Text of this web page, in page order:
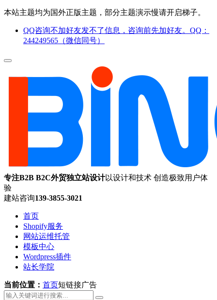
本站主题均为国外正版主题，部分主题演示慢请开启梯子。
QQ咨询不加好友发不了信息，咨询前先加好友。QQ：
244249565（微信同号）
专注B2B B2C外贸独立站设计以设计和技术 创造极致用户体
验
建站咨询139-3855-3021
首页
Shopify服务
网站运维托管
模板中心
Wordpress插件
站长学院
当前位置： 首页短链接广告